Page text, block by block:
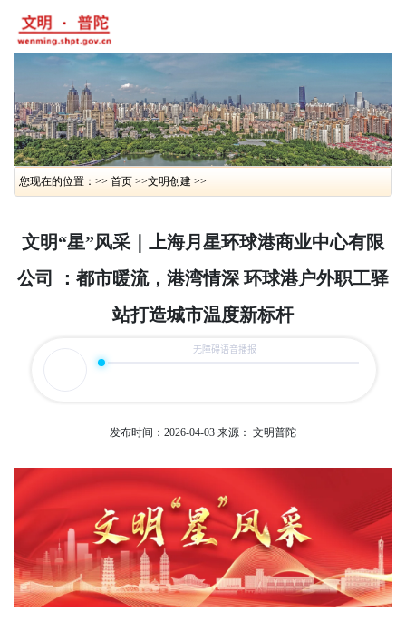
您现在的位置：>> 首页 >>文明创建 >>
文明“星”风采｜上海月星环球港商业中心有限
公司 ：都市暖流，港湾情深 环球港户外职工驿
站打造城市温度新标杆
发布时间：2026-04-03 来源： 文明普陀